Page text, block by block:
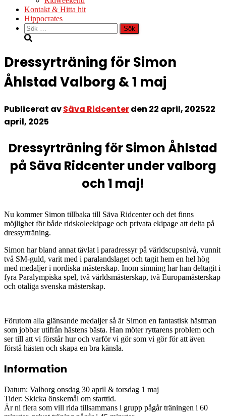
Kontakt & Hitta hit
Hippocrates
Sök
efter:
Dressyrträning för Simon
Åhlstad Valborg & 1 maj
Publicerat avSäva Ridcenterden 22 april, 202522
april, 2025
Dressyrträning för Simon Åhlstad
på Säva Ridcenter under valborg
och 1 maj!
Nu kommer Simon tillbaka till Säva Ridcenter och det finns
möjlighet för både ridskoleekipage och privata ekipage att delta på
dressyrträning.
Simon har bland annat tävlat i paradressyr på världscupsnivå, vunnit
två SM-guld, varit med i paralandslaget och tagit hem en hel hög
med medaljer i nordiska mästerskap. Inom simning har han deltagit i
fyra Paralympiska spel, två världsmästerskap, två Europamästerskap
och otaliga svenska mästerskap.
Förutom alla glänsande medaljer så är Simon en fantastisk hästman
som jobbar utifrån hästens bästa. Han möter ryttarens problem och
ser till att vi förstår hur och varför vi gör som vi gör för att även
förstå hästen och skapa en bra känsla.
Information
Datum: Valborg onsdag 30 april & torsdag 1 maj
Tider: Skicka önskemål om starttid.
Är ni flera som vill rida tillsammans i grupp pågår träningen i 60